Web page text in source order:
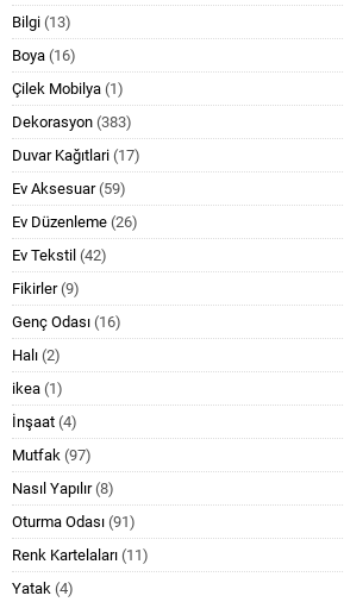
Bilgi (13)
Boya (16)
Çilek Mobilya (1)
Dekorasyon (383)
Duvar Kağıtlari (17)
Ev Aksesuar(59)
Ev Düzenleme (26)
Ev Tekstil (42)
Fikirler(9)
Genç Odası (16)
Halı (2)
ikea (1)
İnşaat (4)
Mutfak (97)
Nasıl Yapılır(8)
Oturma Odası (91)
Renk Kartelaları (11)
Yatak (4)